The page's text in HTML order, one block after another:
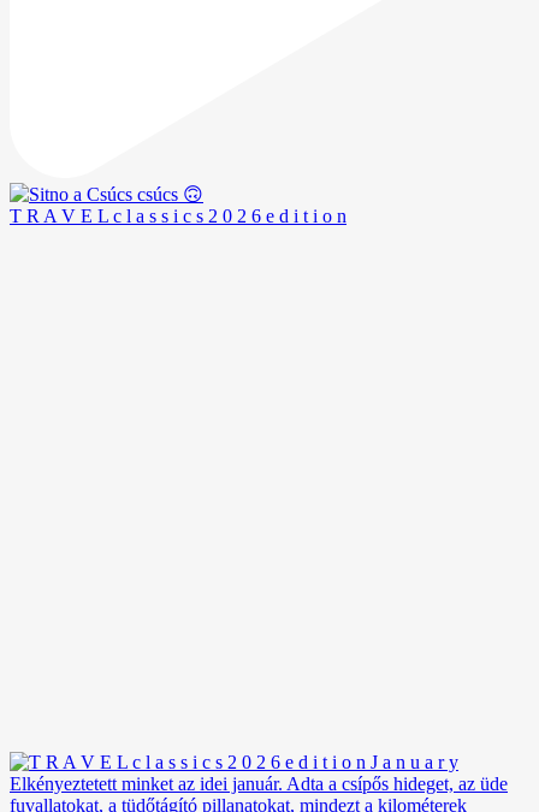
T R A V E L c l a s s i c s 2 0 2 6 e d i t i o n